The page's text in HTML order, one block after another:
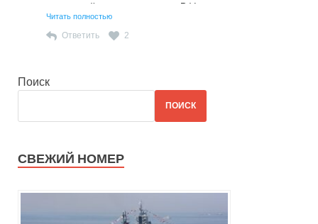
внутренней политике власти в РФ!
Читать полностью
Ответить 2
Поиск
ПОИСК
СВЕЖИЙ НОМЕР